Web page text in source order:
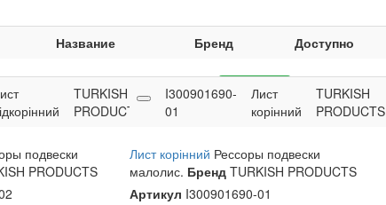
Название Бренд Доступно
TURKISH
PRODUCTS
0,00
Купить
подвески
PRODUCTS
I300901690-
01
Лист
корінний
TURKISH
PRODUCTS
Лист корінний Рессоры подвески
малолис. БрендTURKISH PRODUCTS
Артикул I300901690-01